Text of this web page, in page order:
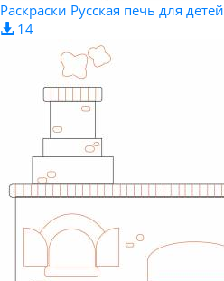
Раскраски Русская печь для детей
14